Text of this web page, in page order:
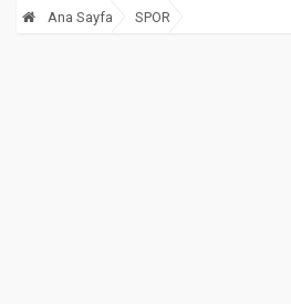
Ana Sayfa SPOR